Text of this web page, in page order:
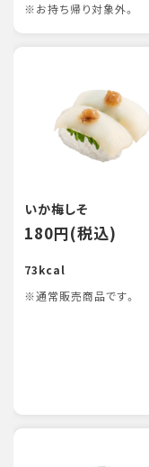
※お持ち帰り対象外。
いか梅しそ
180円(税込)
73kcal
※通常販売商品です。